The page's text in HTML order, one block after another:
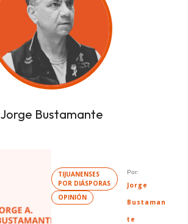
Jorge Bustamante
TIJUANENSES
POR DIÁSPORAS
OPINIÓN
Por:
Jorge
Bustaman
te